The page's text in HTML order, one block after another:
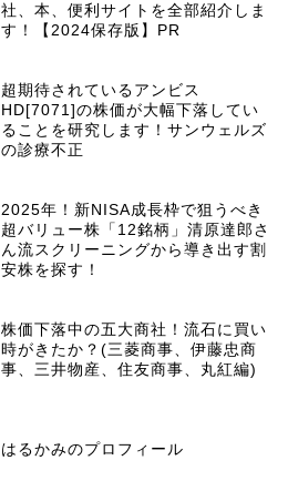
社、本、便利サイトを全部紹介しま
す！【2024保存版】PR
超期待されているアンビス
HD[7071]の株価が大幅下落してい
ることを研究します！サンウェルズ
の診療不正
2025年！新NISA成長枠で狙うべき
超バリュー株「12銘柄」清原達郎さ
ん流スクリーニングから導き出す割
安株を探す！
株価下落中の五大商社！流石に買い
時がきたか？(三菱商事、伊藤忠商
事、三井物産、住友商事、丸紅編)
はるかみのプロフィール